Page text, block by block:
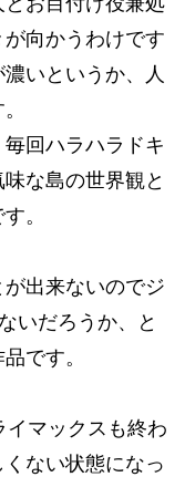
向かうわけです
いというか、人
回ハラハラドキ
な島の世界観と
。
出来ないのでジ
いだろうか、と
です。
イマックスも終わ
ない状態になっ